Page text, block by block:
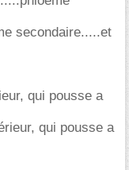
secondaire.....et
qui pousse a
qui pousse a